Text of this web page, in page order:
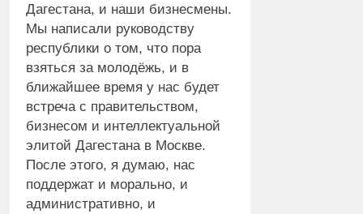
Дагестана, и наши бизнесмены.
Мы написали руководству
республики о том, что пора
взяться за молодёжь, и в
ближайшее время у нас будет
встреча с правительством,
бизнесом и интеллектуальной
элитой Дагестана в Москве.
После этого, я думаю, нас
поддержат и морально, и
административно, и